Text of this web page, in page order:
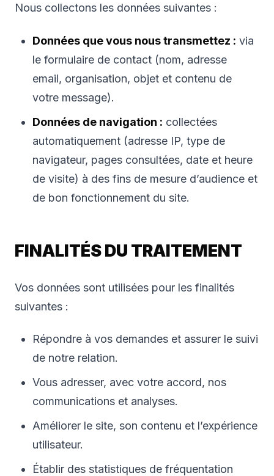
Nous collectons les données suivantes :
Données que vous nous transmettez : via
le formulaire de contact (nom, adresse
email, organisation, objet et contenu de
votre message).
Données de navigation : collectées
automatiquement (adresse IP, type de
navigateur, pages consultées, date et heure
de visite) à des fins de mesure d’audience et
de bon fonctionnement du site.
FINALITÉS DU TRAITEMENT
Vos données sont utilisées pour les finalités
suivantes :
Répondre à vos demandes et assurer le suivi
de notre relation.
Vous adresser, avec votre accord, nos
communications et analyses.
Améliorer le site, son contenu et l’expérience
utilisateur.
Établir des statistiques de fréquentation